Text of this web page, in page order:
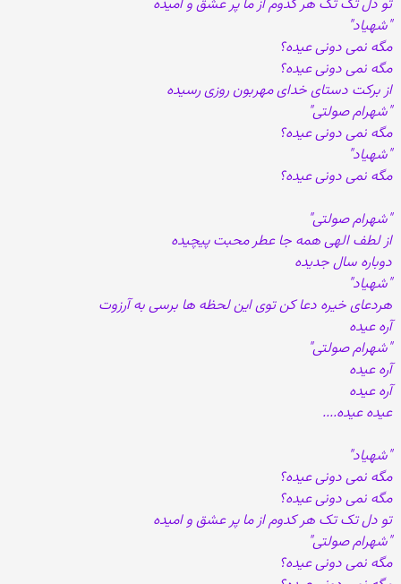
تو دل تک تک هر کدوم از ما پر عشق و امیده
"شهیاد"
مگه نمی دونی عیده؟
مگه نمی دونی عیده؟
از برکت دستای خدای مهربون روزی رسیده
"شهرام صولتی"
مگه نمی دونی عیده؟
"شهیاد"
مگه نمی دونی عیده؟
"شهرام صولتی"
از لطف الهی همه جا عطر محبت پیچیده
دوباره سال جدیده
"شهیاد"
هردعای خیره دعا کن توی این لحظه ها برسی به آرزوت
آره عیده
"شهرام صولتی"
آره عیده
آره عیده
عیده عیده....
"شهیاد"
مگه نمی دونی عیده؟
مگه نمی دونی عیده؟
تو دل تک تک هر کدوم از ما پر عشق و امیده
"شهرام صولتی"
مگه نمی دونی عیده؟